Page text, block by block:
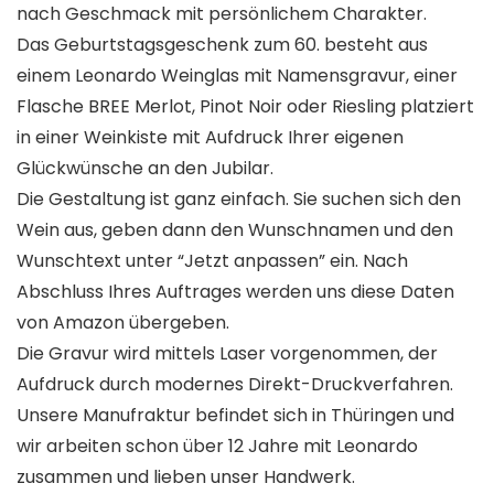
nach Geschmack mit persönlichem Charakter.
Das Geburtstagsgeschenk zum 60. besteht aus
einem Leonardo Weinglas mit Namensgravur, einer
Flasche BREE Merlot, Pinot Noir oder Riesling platziert
in einer Weinkiste mit Aufdruck Ihrer eigenen
Glückwünsche an den Jubilar.
Die Gestaltung ist ganz einfach. Sie suchen sich den
Wein aus, geben dann den Wunschnamen und den
Wunschtext unter “Jetzt anpassen” ein. Nach
Abschluss Ihres Auftrages werden uns diese Daten
von Amazon übergeben.
Die Gravur wird mittels Laser vorgenommen, der
Aufdruck durch modernes Direkt-Druckverfahren.
Unsere Manufraktur befindet sich in Thüringen und
wir arbeiten schon über 12 Jahre mit Leonardo
zusammen und lieben unser Handwerk.